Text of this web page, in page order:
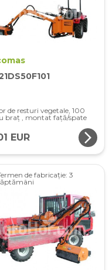
de resturi vegetale, 100
braț , montat față/spate
EUR arrow_forward_ios
de fabricație: 3